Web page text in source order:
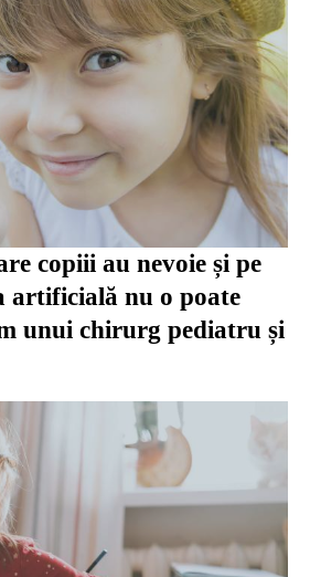
copiii au nevoie și pe
artificială nu o poate
unui chirurg pediatru și